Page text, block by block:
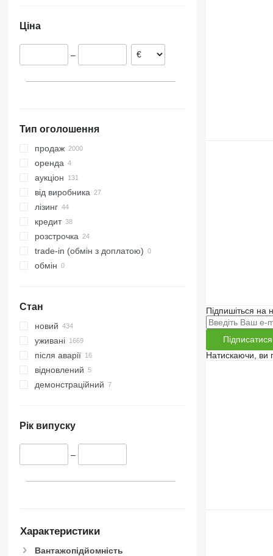
Франція
Данія
Перу
Колумбія
Ціна
–
Тип оголошення
продаж
оренда
аукціон
від виробника
лізинг
кредит
розстрочка
trade-in (обмін з доплатою)
обмін
Стан
новий
уживані
після аварії
відновлений
демонстраційний
Рік випуску
–
Характеристики
Вантажопідйомність
Підпишіться на
Підписатися
Натискаючи, ви